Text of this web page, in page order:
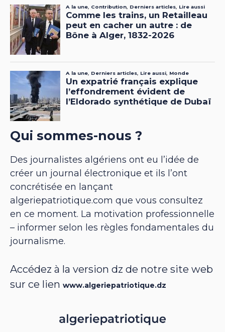
Qui sommes-nous ?
Des journalistes algériens ont eu l’idée de
créer un journal électronique et ils l’ont
concrétisée en lançant
algeriepatriotique.com que vous consultez
en ce moment. La motivation professionnelle
– informer selon les règles fondamentales du
journalisme.
Accédez à la version dz de notre site web
sur ce lien www.algeriepatriotique.dz